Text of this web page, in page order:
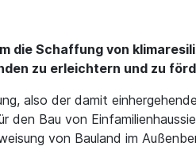
die Schaffung von
zu erleichtern und zu
also der damit
Bau von
von Bauland im